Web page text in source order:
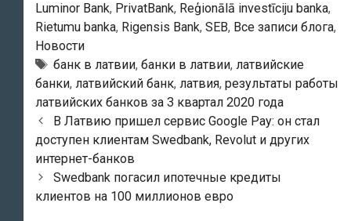
Luminor Bank, PrivatBank, Reģionālā investīciju banka,
Rietumu banka, Rigensis Bank, SEB, Все записи блога,
Новости
Тэги
банк в латвии, банки в латвии, латвийские
банки, латвийский банк, латвия, результаты работы
латвийских банков за 3 квартал 2020 года
Навигация
по
записям
В Латвию пришел сервис Google Pay: он стал
доступен клиентам Swedbank, Revolut и других
интернет-банков
Swedbank погасил ипотечные кредиты
клиентов на 100 миллионов евро